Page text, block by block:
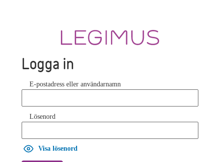
Logga in
E-postadress eller användarnamn
Lösenord
Visa lösenord